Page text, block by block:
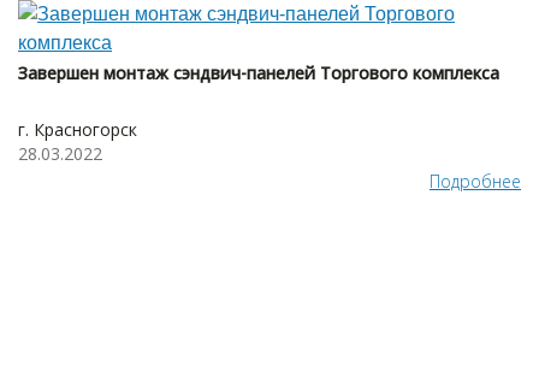
Завершен монтаж сэндвич-панелей Торгового комплекса
г. Красногорск
28.03.2022
Подробнее